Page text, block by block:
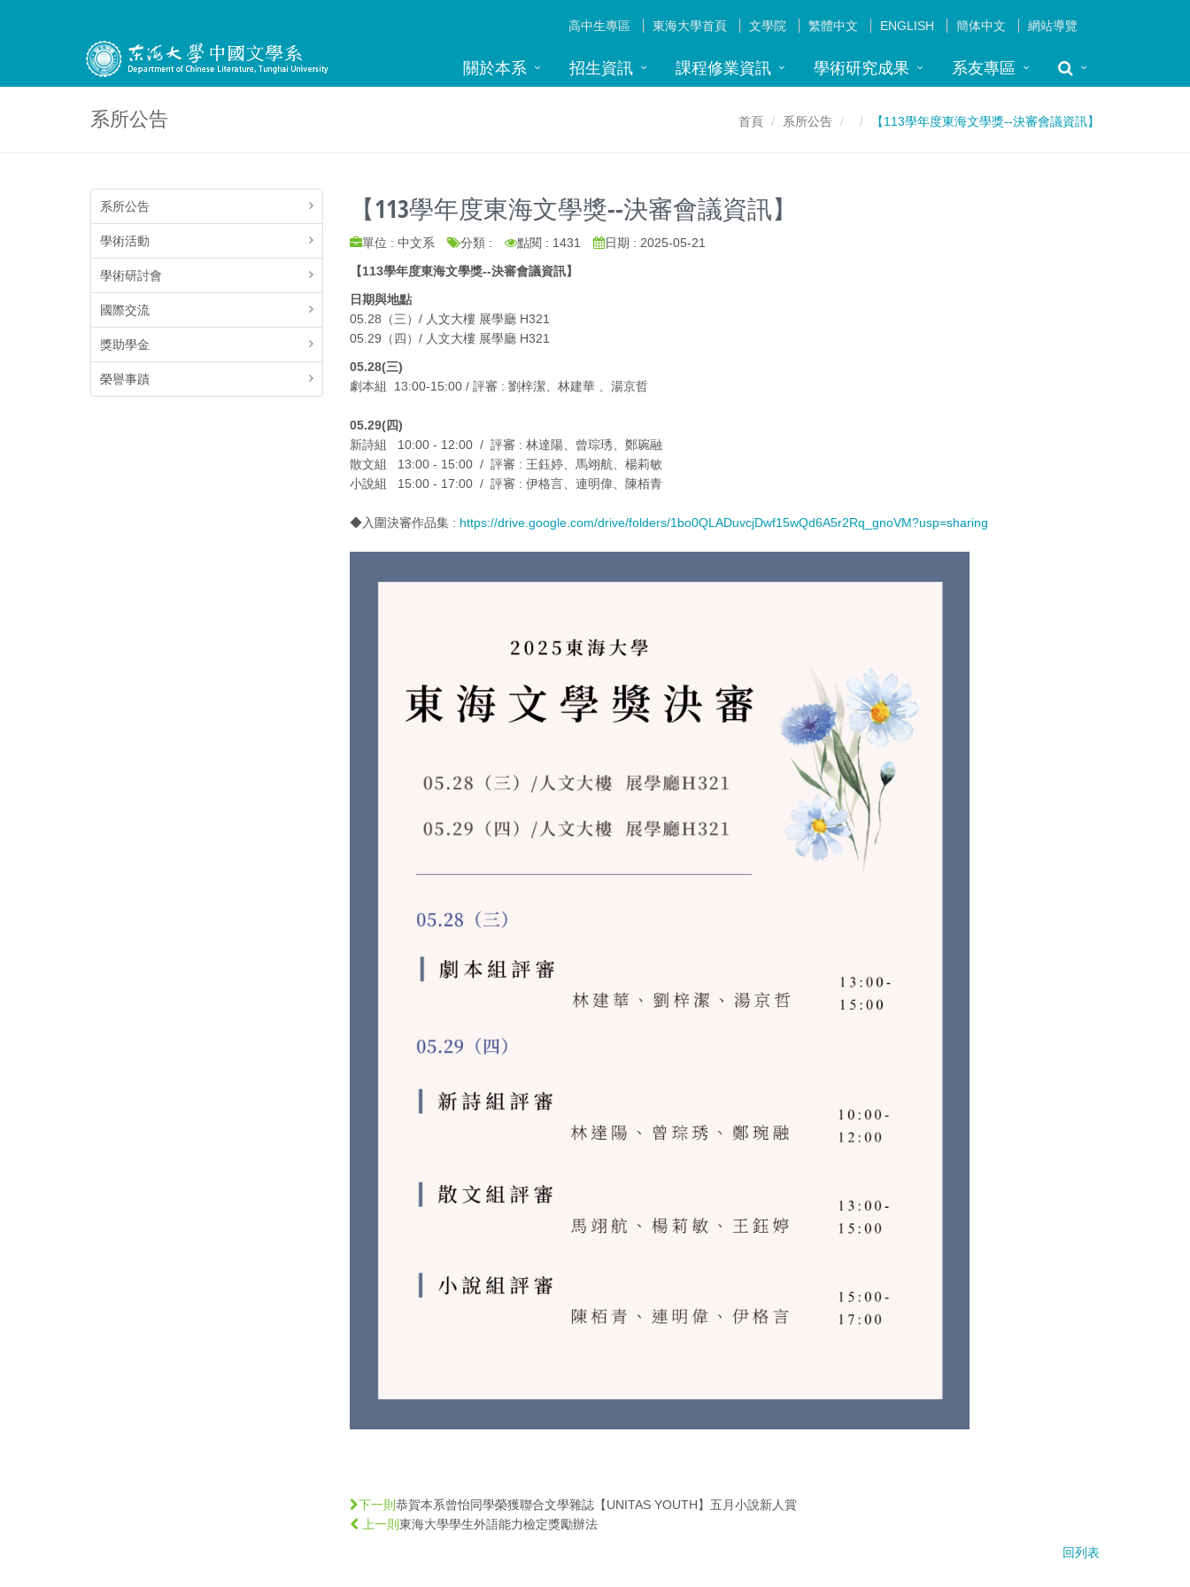
高中生專區 東海大學首頁 文學院 繁體中文 ENGLISH 簡体中文 網站導覽
關於本系 招生資訊 課程修業資訊 學術研究成果 系友專區
系所公告 首頁 系所公告 【113學年度東海文學獎--決審會議資訊】
系所公告
學術活動
學術研討會
國際交流
獎助學金
榮譽事蹟
【113學年度東海文學獎--決審會議資訊】
單位 : 中文系 分類 : 點閱 : 1431
日期 : 2025-05-21
【113學年度東海文學獎--決審會議資訊】
日期與地點
05.28（三）/ 人文大樓 展學廳 H321
05.29（四）/ 人文大樓 展學廳 H321
05.28(三)
劇本組 13:00-15:00 / 評審 : 劉梓潔、林建華 、湯京哲
05.29(四)
新詩組 10:00 - 12:00 / 評審 : 林達陽、曾琮琇、鄭琬融
散文組 13:00 - 15:00 / 評審 : 王鈺婷、馬翊航、楊莉敏
小說組 15:00 - 17:00 / 評審 : 伊格言、連明偉、陳栢青
◆入圍決審作品集 : https://drive.google.com/drive/folders/1bo0QLADuvcjDwf15wQd6A5r2Rq_gnoVM?usp=sharing
下一則 恭賀本系曾怡同學榮獲聯合文學雜誌【UNITAS YOUTH】五月小說新人賞
上一則 東海大學學生外語能力檢定獎勵辦法
回列表